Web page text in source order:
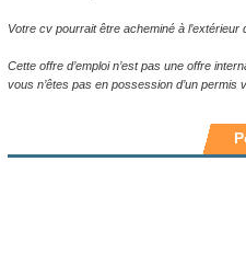
Votre cv pourrait être acheminé à l’extérieur
Cette offre d’emploi n’est pas une offre
vous n’êtes pas en possession d’un permis